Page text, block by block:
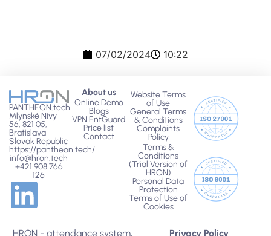
07/02/2024 10:22
PANTHEON.tech
Mlynské Nivy
56, 821 05,
Bratislava
Slovak Republic
https://pantheon.tech/
info@hron.tech
+421 908 766
126
About us
Online Demo
Blogs
VPN EntGuard
Price list
Contact
Website Terms
of Use
General Terms
& Conditions
Complaints
Policy
Terms &
Conditions
(Trial Version of
HRON)
Personal Data
Protection
Terms of Use of
Cookies
HRON - attendance system, Privacy Policy